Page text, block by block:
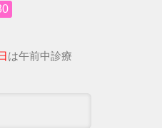
は午前中診療